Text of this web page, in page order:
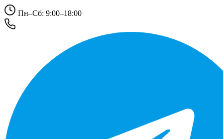
Пн–Сб: 9:00–18:00